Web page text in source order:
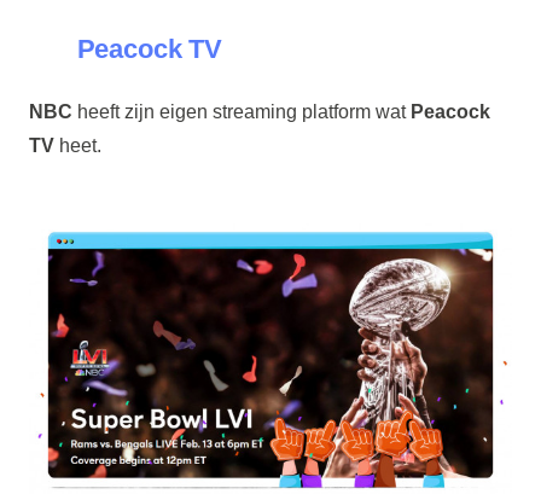
Peacock TV
NBC heeft zijn eigen streaming platform wat Peacock
TVheet.